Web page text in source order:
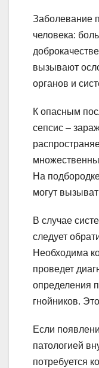
Заболевание
человека:
вызывают
органов и
К опасным
сепсис –
На
могут
В случае
следует
Необходима
проведет
определения
гнойников.
Если
патологией
потребуется